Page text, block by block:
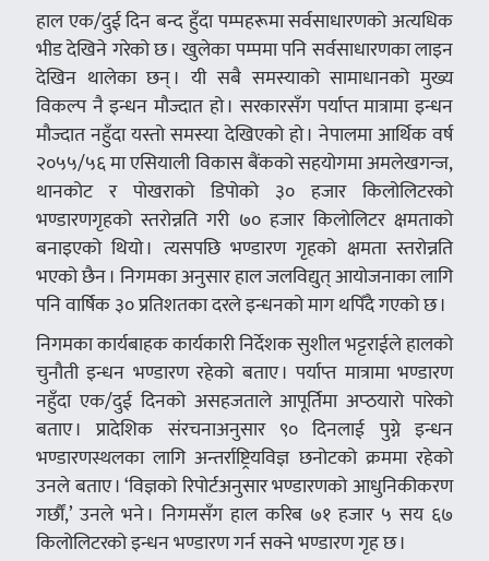
हाल एक/दुई दिन बन्द हुँदा पम्पहरूमा सर्वसाधारणको अत्यधिक
भीड देखिने गरेको छ । खुलेका पम्पमा पनि सर्वसाधारणका लाइन
देखिन थालेका छन् । यी सबै समस्याको सामाधानको मुख्य
विकल्प नै इन्धन मौज्दात हो । सरकारसँग पर्याप्त मात्रामा इन्धन
मौज्दात नहुँदा यस्तो समस्या देखिएको हो । नेपालमा आर्थिक वर्ष
२०५५/५६ मा एसियाली विकास बैंकको सहयोगमा अमलेखगन्ज,
थानकोट र पोखराको डिपोको ३० हजार किलोलिटरको
भण्डारणगृहको स्तरोन्नति गरी ७० हजार किलोलिटर क्षमताको
बनाइएको थियो । त्यसपछि भण्डारण गृहको क्षमता स्तरोन्नति
भएको छैन । निगमका अनुसार हाल जलविद्युत् आयोजनाका लागि
पनि वार्षिक ३० प्रतिशतका दरले इन्धनको माग थपिँदै गएको छ ।
निगमका कार्यबाहक कार्यकारी निर्देशक सुशील भट्टराईले हालको
चुनौती इन्धन भण्डारण रहेको बताए । पर्याप्त मात्रामा भण्डारण
नहुँदा एक/दुई दिनको असहजताले आपूर्तिमा अप्ठयारो पारेको
बताए । प्रादेशिक संरचनाअनुसार ९० दिनलाई पुग्ने इन्धन
भण्डारणस्थलका लागि अन्तर्राष्ट्रियविज्ञ छनोटको क्रममा रहेको
उनले बताए । ‘विज्ञको रिपोर्टअनुसार भण्डारणको आधुनिकीकरण
गर्छौं,’ उनले भने । निगमसँग हाल करिब ७१ हजार ५ सय ६७
किलोलिटरको इन्धन भण्डारण गर्न सक्ने भण्डारण गृह छ ।